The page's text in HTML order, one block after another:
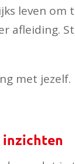
leven om
afleiding.
met jezelf.